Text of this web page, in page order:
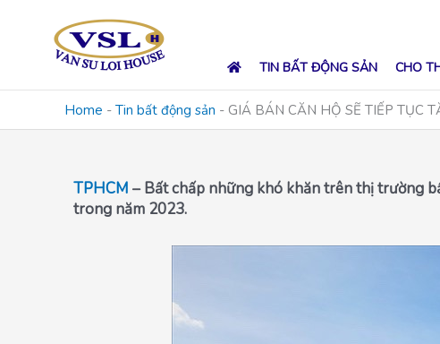
TIN BẤT ĐỘNG SẢN CHO
Home - Tin bất động sản - GIÁ BÁN CĂN HỘ SẼ TIẾP TỤC
TPHCM – Bất chấp những khó khăn trên thị trường
trong năm 2023.